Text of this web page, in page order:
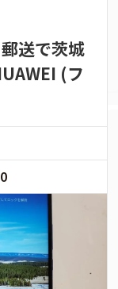
送で茨城
(フ
0